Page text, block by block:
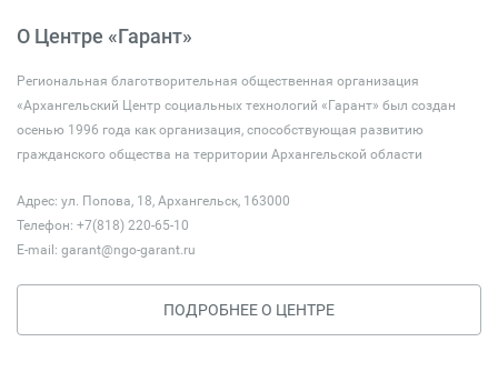
О Центре «Гарант»
Региональная благотворительная общественная организация
«Архангельский Центр социальных технологий «Гарант» был создан
осенью 1996 года как организация, способствующая развитию
гражданского общества на территории Архангельской области
Адрес: ул. Попова, 18, Архангельск, 163000
Телефон: +7(818) 220-65-10
E-mail: garant@ngo-garant.ru
ПОДРОБНЕЕ О ЦЕНТРЕ